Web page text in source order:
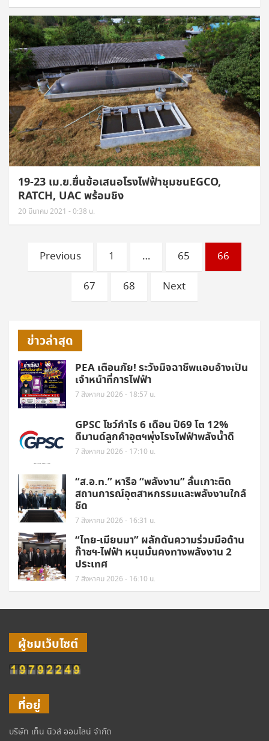
19-23 เม.ย.ยื่นข้อเสนอโรงไฟฟ้าชุมชนEGCO,
RATCH, UAC พร้อมชิง
20 มีนาคม 2021 - 0:38 น.
Posts
pagination
Previous 1 … 65
66
67
68 Next
ข่าวล่าสุด
PEA เตือนภัย! ระวังมิจฉาชีพแอบอ้างเป็น
เจ้าหน้าที่การไฟฟ้า
7 สิงหาคม 2026 - 18:57 น.
GPSC โชว์กำไร 6 เดือน ปี69 โต 12%
ดีมานด์ลูกค้าอุตฯพุ่งโรงไฟฟ้าพลังน้ำดี
7 สิงหาคม 2026 - 17:10 น.
“ส.อ.ท.” หารือ “พลังงาน” ลั่นเกาะติด
สถานการณ์อุตสาหกรรมและพลังงานใกล้
ชิด
7 สิงหาคม 2026 - 16:31 น.
“ไทย-เมียนมา” ผลักดันความร่วมมือด้าน
ก๊าซฯ-ไฟฟ้า หนุนมั่นคงทางพลังงาน 2
ประเทศ
7 สิงหาคม 2026 - 16:10 น.
ผู้ชมเว็บไซต์
ที่อยู่
บริษัท เท็น นิวส์ ออนไลน์ จำกัด